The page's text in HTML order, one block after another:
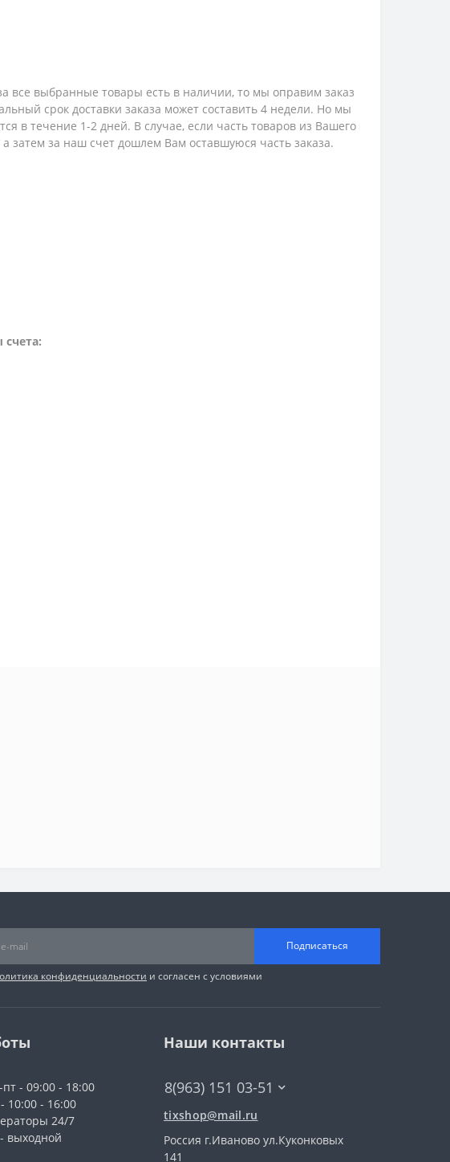
все выбранные товары есть в наличии, то мы оправим заказ
срок доставки заказа может составить 4 недели. Но мы
в течение 1-2 дней. В случае, если часть товаров из Вашего
затем за наш счет дошлем Вам оставшуюся часть заказа.
Подписаться
конфиденциальности и согласен с условиями
- 09:00 - 18:00
10:00 - 16:00
24/7
выходной
Наши контакты
8(963) 151 03-51
tixshop@mail.ru
Россия г.Иваново ул.Куконковых
141